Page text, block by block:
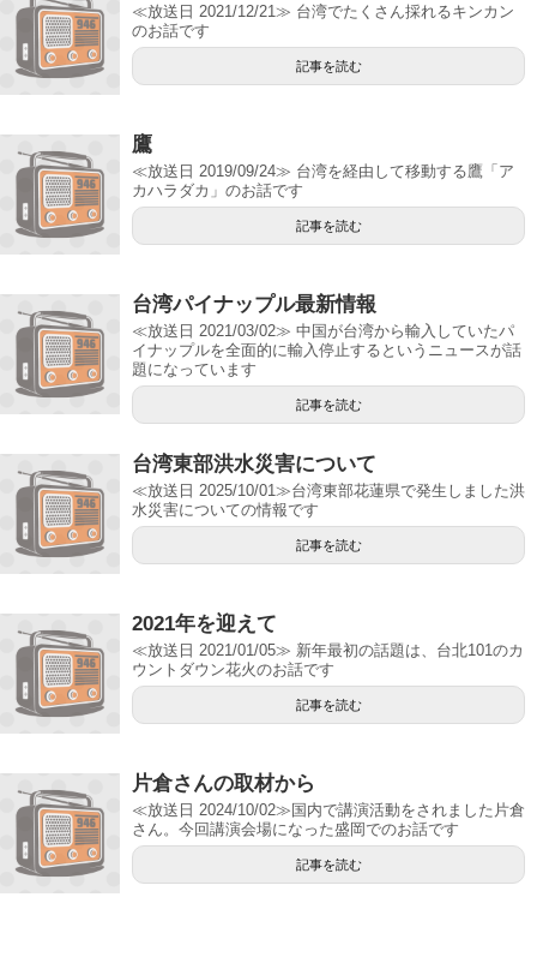
≪放送日 2021/12/21≫ 台湾でたくさん採れるキンカン
のお話です
記事を読む
鷹
≪放送日 2019/09/24≫ 台湾を経由して移動する鷹「ア
カハラダカ」のお話です
記事を読む
台湾パイナップル最新情報
≪放送日 2021/03/02≫ 中国が台湾から輸入していたパ
イナップルを全面的に輸入停止するというニュースが話
題になっています
記事を読む
台湾東部洪水災害について
≪放送日 2025/10/01≫台湾東部花蓮県で発生しました洪
水災害についての情報です
記事を読む
2021年を迎えて
≪放送日 2021/01/05≫ 新年最初の話題は、台北101のカ
ウントダウン花火のお話です
記事を読む
片倉さんの取材から
≪放送日 2024/10/02≫国内で講演活動をされました片倉
さん。今回講演会場になった盛岡でのお話です
記事を読む